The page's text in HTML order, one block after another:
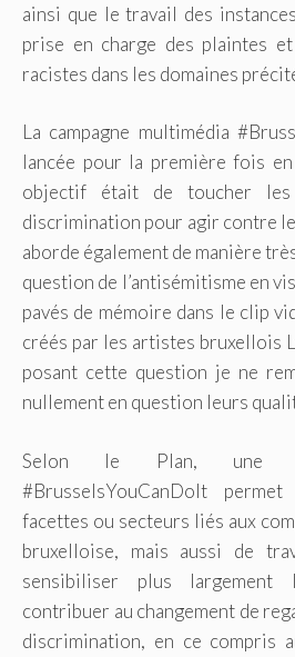
ainsi que le travail des
prise en charge des plaintes et
racistes dans les domaines
La campagne multimédia
lancée pour la première fois
objectif était de toucher
discrimination pour agir contre le
aborde également de manière
question de l’antisémitisme en
pavés de mémoire dans le clip
créés par les artistes bruxellois
posant cette question je ne
nullement en question leurs
Selon le Plan, une
#BrusselsYouCanDoIt
facettes ou secteurs liés aux
bruxelloise, mais aussi de
sensibiliser plus
contribuer au changement de
discrimination, en ce compris